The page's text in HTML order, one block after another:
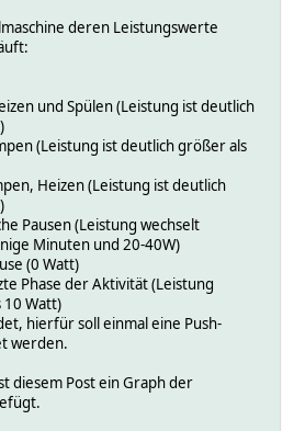
deren Leistungswerte
und Spülen (Leistung ist deutlich
(Leistung ist deutlich größer als
Heizen (Leistung ist deutlich
Pausen (Leistung wechselt
Minuten und 20-40W)
(0 Watt)
Phase der Aktivität (Leistung
Watt)
hierfür soll einmal eine Push-
werden.
diesem Post ein Graph der